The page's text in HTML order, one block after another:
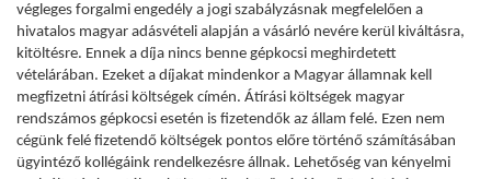
végleges forgalmi engedély a jogi szabályzásnak megfelelően a
hivatalos magyar adásvételi alapján a vásárló nevére kerül kiváltásra,
kitöltésre. Ennek a díja nincs benne gépkocsi meghirdetett
vételárában. Ezeket a díjakat mindenkor a Magyar államnak kell
megfizetni átírási költségek címén. Átírási költségek magyar
rendszámos gépkocsi esetén is fizetendők az állam felé. Ezen nem
cégünk felé fizetendő költségek pontos előre történő számításában
ügyintéző kollégáink rendelkezésre állnak. Lehetőség van kényelmi